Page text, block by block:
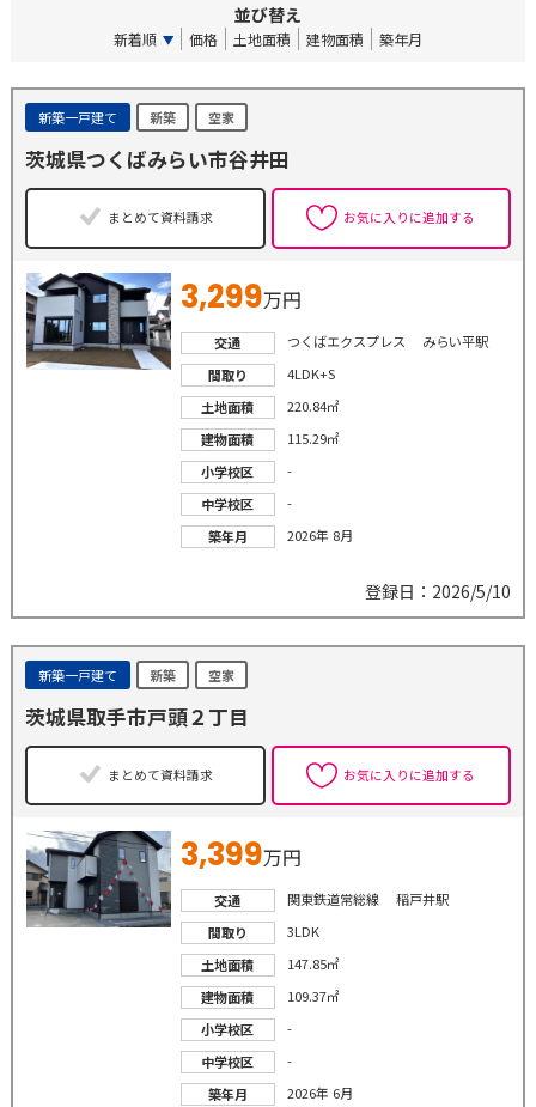
並び替え
新着順 価格 土地面積 建物面積 築年月
新築一戸建て 新築 空家
茨城県つくばみらい市谷井田
まとめて資料請求 お気に入りに追加する
3,299万円
交通
つくばエクスプレス みらい平駅
間取り
4LDK+S
土地面積
220.84㎡
建物面積
115.29㎡
小学校区
-
中学校区
-
築年月
2026年 8月
登録日：2026/5/10
新築一戸建て 新築 空家
茨城県取手市戸頭２丁目
まとめて資料請求 お気に入りに追加する
3,399万円
交通
関東鉄道常総線 稲戸井駅
間取り
3LDK
土地面積
147.85㎡
建物面積
109.37㎡
小学校区
-
中学校区
-
築年月
2026年 6月